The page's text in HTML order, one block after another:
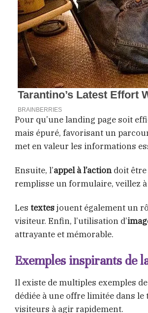
Pour qu’une landing page soit
mais épuré, favorisant un
met en valeur les informations
Ensuite, l’appel à l’action doit
remplisse un formulaire, veillez
Les textesjouent également un
visiteur. Enfin, l’utilisation d’
attrayante et mémorable.
Exemples inspirants de
Il existe de multiples exemples
dédiée à une offre limitée dans
visiteurs à agir rapidement.